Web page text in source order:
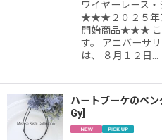
ワイヤーレース
★★★２０２５年
開始商品★★★ こ
す。 アニバーサ
は、 ８月１２日…
ハートブーケのペ
Gy